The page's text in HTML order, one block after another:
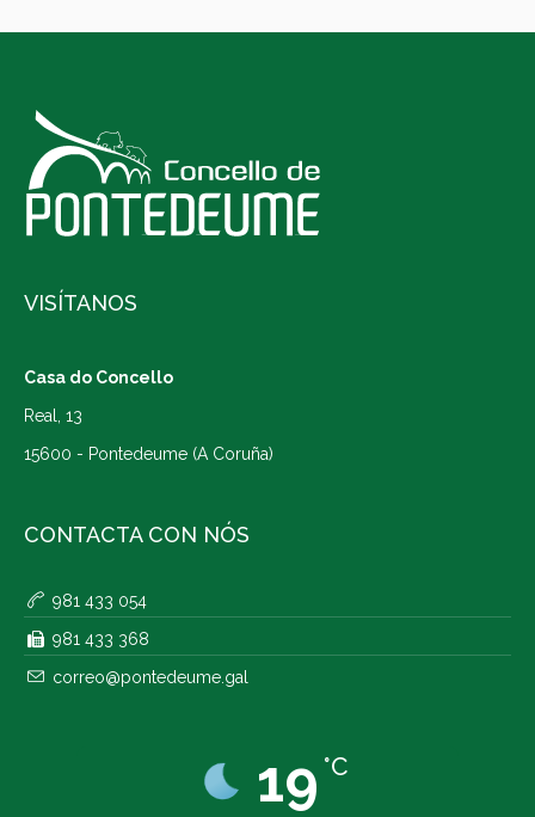
VISÍTANOS
Casa do Concello
Real, 13
15600 - Pontedeume (A Coruña)
CONTACTA CON NÓS
981 433 054
981 433 368
correo@pontedeume.gal
19 °C